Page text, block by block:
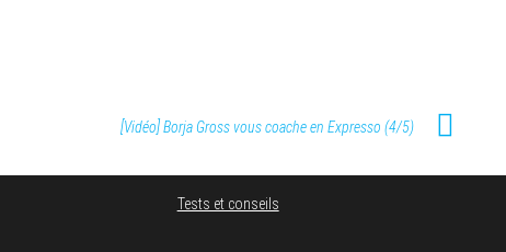
[Vidéo] Borja Gross vous coache en Expresso (4/5)
Tests et conseils